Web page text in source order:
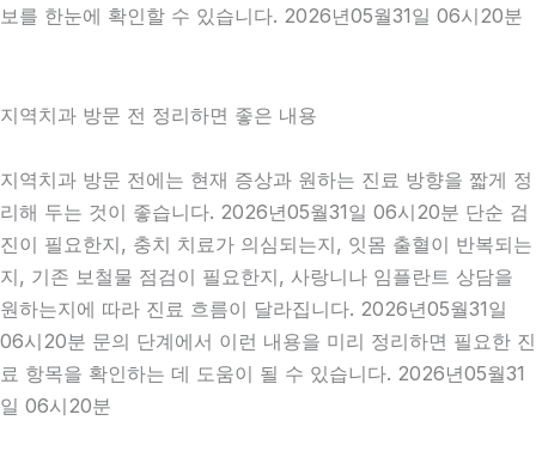
보를 한눈에 확인할 수 있습니다. 2026년05월31일 06시20분
지역치과 방문 전 정리하면 좋은 내용
지역치과 방문 전에는 현재 증상과 원하는 진료 방향을 짧게 정
리해 두는 것이 좋습니다. 2026년05월31일 06시20분 단순 검
진이 필요한지, 충치 치료가 의심되는지, 잇몸 출혈이 반복되는
지, 기존 보철물 점검이 필요한지, 사랑니나 임플란트 상담을
원하는지에 따라 진료 흐름이 달라집니다. 2026년05월31일
06시20분 문의 단계에서 이런 내용을 미리 정리하면 필요한 진
료 항목을 확인하는 데 도움이 될 수 있습니다. 2026년05월31
일 06시20분